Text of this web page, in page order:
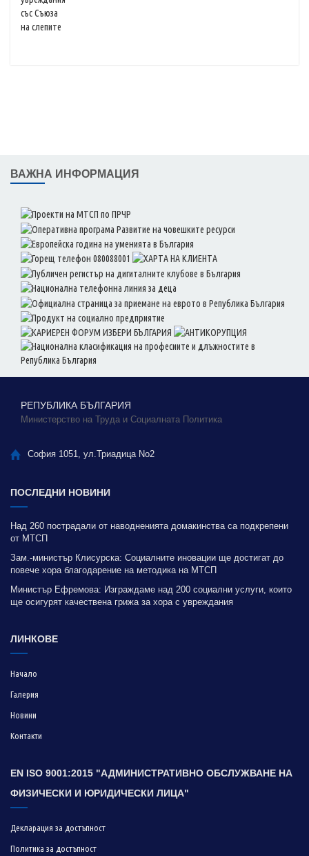
ВАЖНА ИНФОРМАЦИЯ
РЕПУБЛИКА БЪЛГАРИЯ
Министерство на Труда и Социалната Политика
София 1051, ул.Триадица No2
ПОСЛЕДНИ НОВИНИ
Над 260 пострадали от наводненията домакинства са подкрепени
от МТСП
Зам.-министър Клисурска: Социалните иновации ще достигат до
повече хора благодарение на методика на МТСП
Министър Ефремова: Изграждаме над 200 социални услуги, които
ще осигурят качествена грижа за хора с увреждания
ЛИНКОВЕ
Начало
Галерия
Новини
Контакти
EN ISO 9001:2015 "АДМИНИСТРАТИВНО ОБСЛУЖВАНЕ НА
ФИЗИЧЕСКИ И ЮРИДИЧЕСКИ ЛИЦА"
Декларация за достъпност
Политика за достъпност